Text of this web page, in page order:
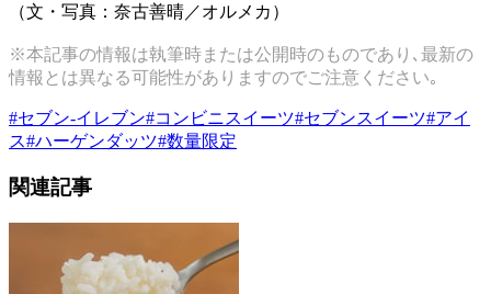
（文・写真：奈古善晴／オルメカ）
※本記事の情報は執筆時または公開時のものであり､最新の
情報とは異なる可能性がありますのでご注意ください｡
#セブン-イレブン#コンビニスイーツ#セブンスイーツ#アイ
ス#ハーゲンダッツ#数量限定
関連記事